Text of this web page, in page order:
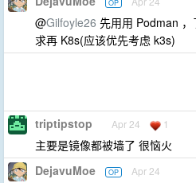
OP
@Gilfoyle26 先用用 Podman
求再 K8s(应该优先考虑 k3s)
triptipstop Apr 24 1
主要是镜像都被墙了 很恼火
DejavuMoe OP Apr 24